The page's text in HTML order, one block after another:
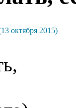
октября 2015)